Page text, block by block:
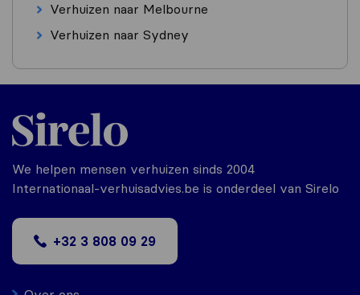
Verhuizen naar Melbourne
Verhuizen naar Sydney
We helpen mensen verhuizen sinds 2004
Internationaal-verhuisadvies.be is onderdeel van Sirelo
+32 3 808 09 29